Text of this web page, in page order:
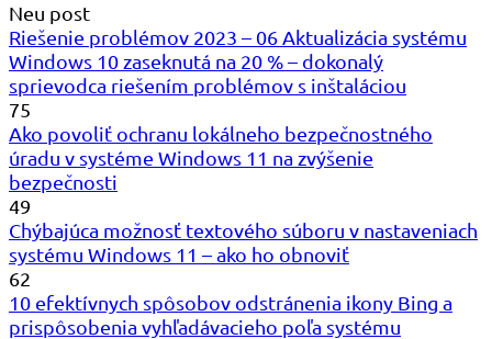
Neu post
Riešenie problémov 2023 – 06 Aktualizácia systému
Windows 10 zaseknutá na 20 % – dokonalý
sprievodca riešením problémov s inštaláciou
75
Ako povoliť ochranu lokálneho bezpečnostného
úradu v systéme Windows 11 na zvýšenie
bezpečnosti
49
Chýbajúca možnosť textového súboru v nastaveniach
systému Windows 11 – ako ho obnoviť
62
10 efektívnych spôsobov odstránenia ikony Bing a
prispôsobenia vyhľadávacieho poľa systému